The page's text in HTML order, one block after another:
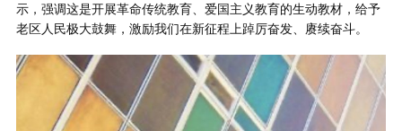
示，强调这是开展革命传统教育、爱国主义教育的生动教材，给予
老区人民极大鼓舞，激励我们在新征程上踔厉奋发、赓续奋斗。